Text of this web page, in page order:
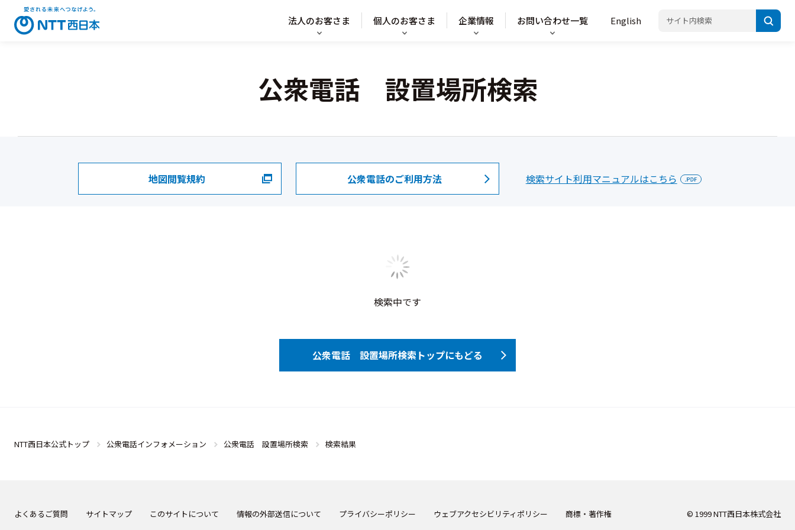
法人のお客さま 個人のお客さま 企業情報 お問い合わせ一覧 English
公衆電話 設置場所検索
地図閲覧規約 公衆電話のご利用方法 検索サイト利用マニュアルはこちら
検索中です
公衆電話 設置場所検索トップにもどる
NTT西日本公式トップ 公衆電話インフォメーション 公衆電話 設置場所検索 検索結果
よくあるご質問 サイトマップ このサイトについて 情報の外部送信について プライバシーポリシー ウェブアクセシビリティポリシー 商標・著作権 © 1999 NTT西日本株式会社